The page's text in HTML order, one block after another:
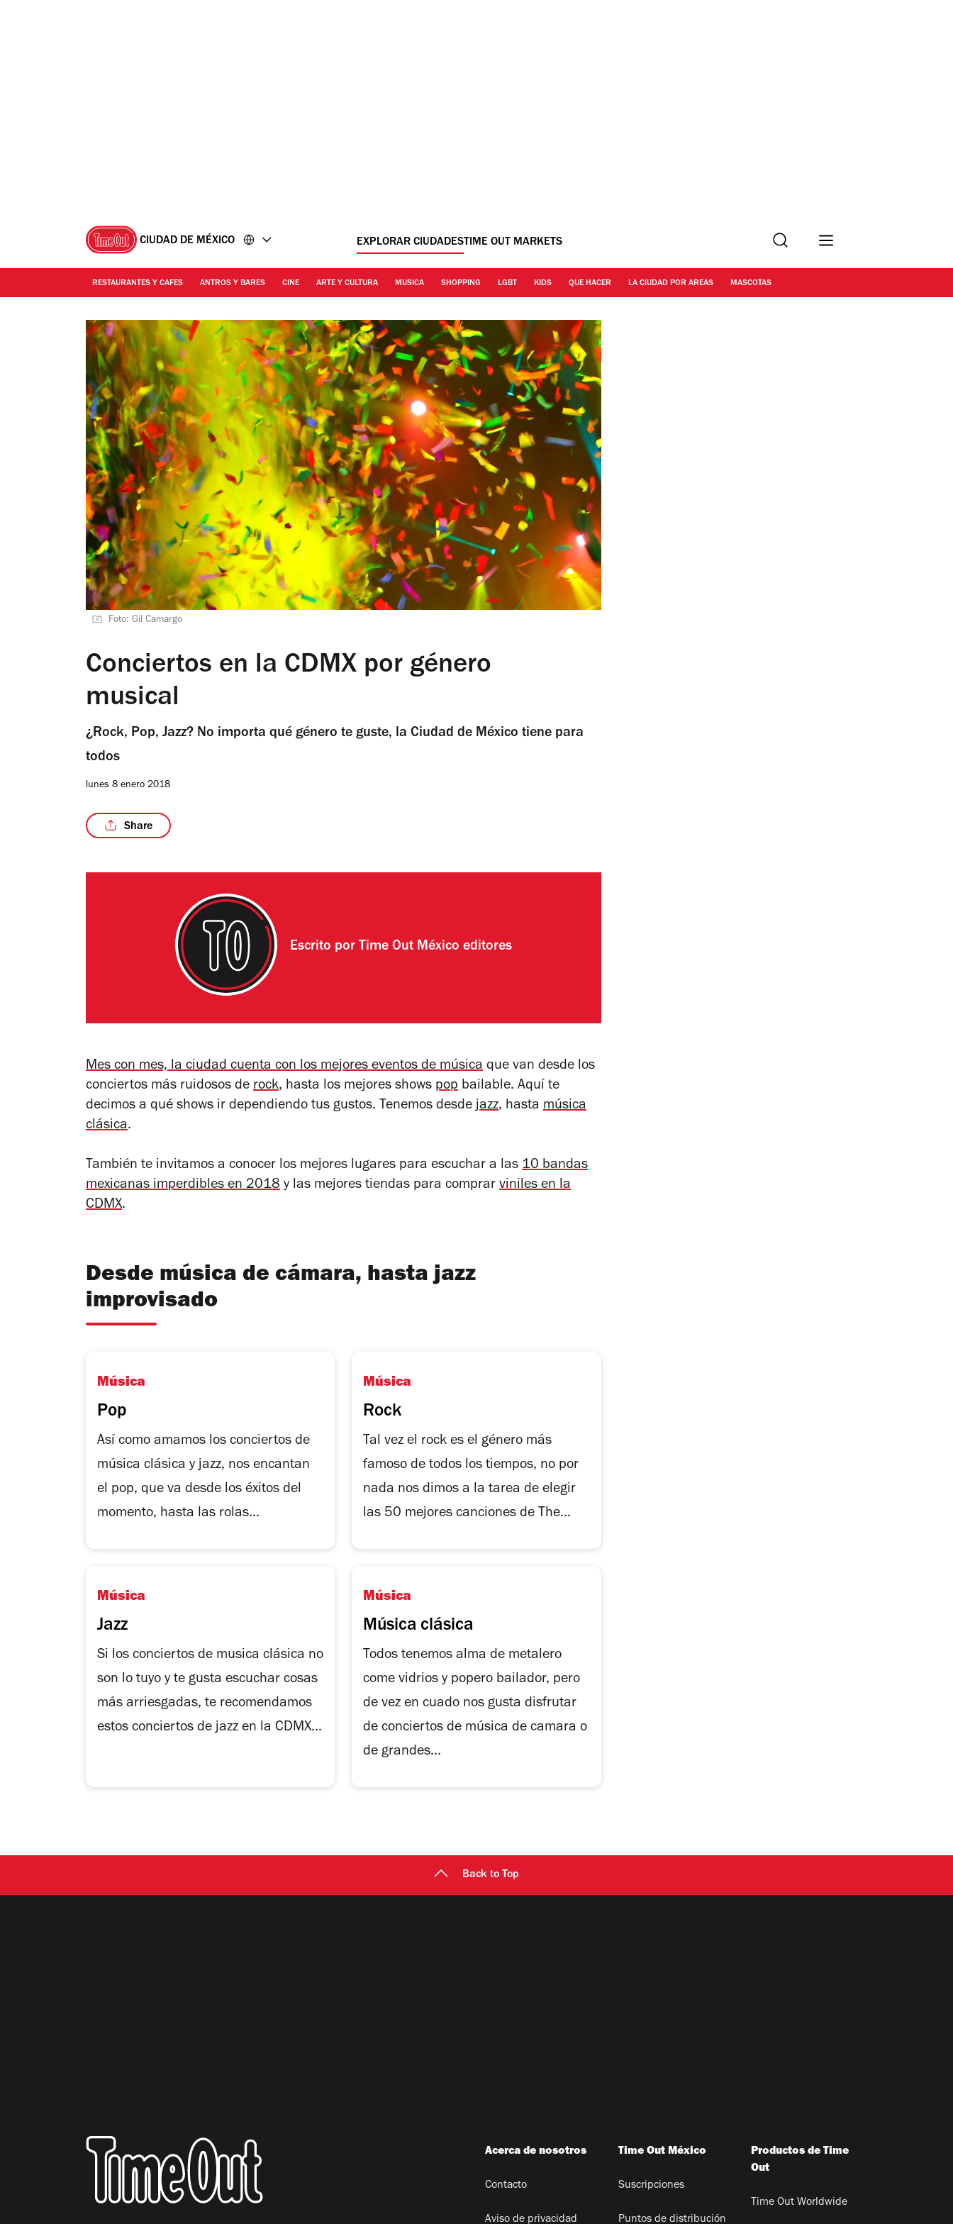
CIUDAD DE MÉXICO EXPLORAR CIUDADESTIME OUT MARKETS Buscar
RESTAURANTES Y CAFES ANTROS Y BARES CINE ARTE Y CULTURA MUSICA SHOPPING LGBT KIDS QUE HACER LA CIUDAD POR AREAS MASCOTAS
Foto: Gil Camargo
Conciertos en la CDMX por género
musical
¿Rock, Pop, Jazz? No importa qué género te guste, la Ciudad de México tiene para
todos
lunes 8 enero 2018
Share
Escrito por Time Out México editores
Mes con mes, la ciudad cuenta con los mejores eventos de música que van desde los
conciertos más ruidosos de rock, hasta los mejores shows pop bailable. Aquí te
decimos a qué shows ir dependiendo tus gustos. Tenemos desde jazz, hasta música
clásica.
También te invitamos a conocer los mejores lugares para escuchar a las 10 bandas
mexicanas imperdibles en 2018 y las mejores tiendas para comprar viniles en la
CDMX.
Desde música de cámara, hasta jazz
improvisado
Música
Pop
Así como amamos los conciertos de
música clásica y jazz, nos encantan
el pop, que va desde los éxitos del
momento, hasta las rolas...
Música
Rock
Tal vez el rock es el género más
famoso de todos los tiempos, no por
nada nos dimos a la tarea de elegir
las 50 mejores canciones de The...
Música
Jazz
Si los conciertos de musica clásica no
son lo tuyo y te gusta escuchar cosas
más arriesgadas, te recomendamos
estos conciertos de jazz en la CDMX...
Música
Música clásica
Todos tenemos alma de metalero
come vidrios y popero bailador, pero
de vez en cuado nos gusta disfrutar
de conciertos de música de camara o
de grandes...
Back to Top
Acerca de nosotros
Contacto
Aviso de privacidad
Time Out México
Suscripciones
Puntos de distribución
Productos de Time
Out
Time Out Worldwide